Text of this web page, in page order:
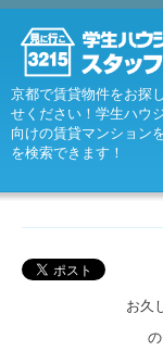
京都で賃貸物件をお探
せください！学生ハウ
向けの賃貸マンション
を検索できます！
お久